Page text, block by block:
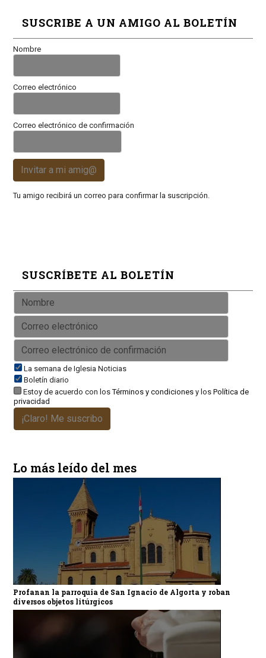
SUSCRIBE A UN AMIGO AL BOLETÍN
Nombre
Correo electrónico
Correo electrónico de confirmación
Invitar a mi amig@
Tu amigo recibirá un correo para confirmar la suscripción.
SUSCRÍBETE AL BOLETÍN
La semana de Iglesia Noticias
Boletín diario
Estoy de acuerdo con losTérminos y condicionesy los Política de
privacidad
¡Claro! Me suscribo
Lo más leído del mes
Profanan la parroquia de San Ignacio de Algorta y roban
diversos objetos litúrgicos